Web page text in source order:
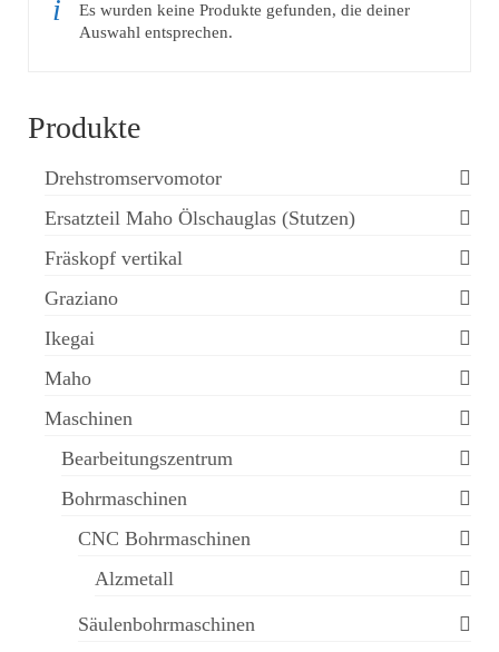
Es wurden keine Produkte gefunden, die deiner
Auswahl entsprechen.
Produkte
Drehstromservomotor
Ersatzteil Maho Ölschauglas (Stutzen)
Fräskopf vertikal
Graziano
Ikegai
Maho
Maschinen
Bearbeitungszentrum
Bohrmaschinen
CNC Bohrmaschinen
Alzmetall
Säulenbohrmaschinen